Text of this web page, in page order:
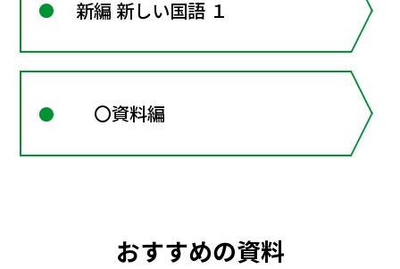
新編 新しい国語 １
〇資料編
おすすめの資料